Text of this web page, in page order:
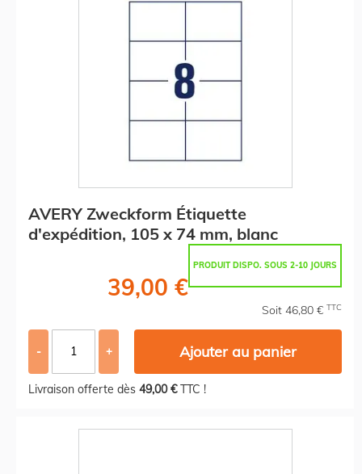
AVERY Zweckform Étiquette
d'expédition, 105 x 74 mm, blanc
PRODUIT DISPO. SOUS 2-10 JOURS
39,00 €
Soit 46,80 € TTC
- + Ajouter au panier
Livraison offerte dès 49,00 €TTC !